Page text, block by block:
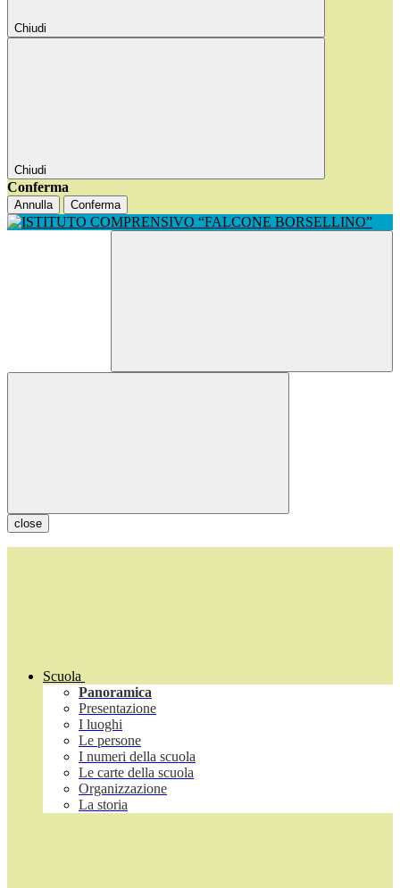
Chiudi
Chiudi
Conferma
Annulla Conferma
close
Scuola
Panoramica
Presentazione
I luoghi
Le persone
I numeri della scuola
Le carte della scuola
Organizzazione
La storia